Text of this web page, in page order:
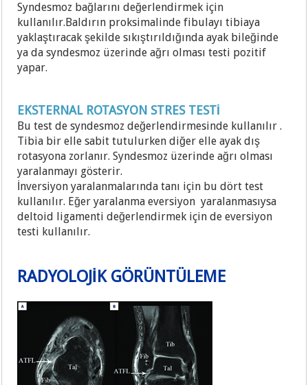
Syndesmoz bağlarını değerlendirmek için
kullanılır.Baldırın proksimalinde fibulayı tibiaya
yaklaştıracak şekilde sıkıştırıldığında ayak bileğinde
ya da syndesmoz üzerinde ağrı olması testi pozitif
yapar.
EKSTERNAL ROTASYON STRES TESTİ
Bu test de syndesmoz değerlendirmesinde kullanılır .
Tibia bir elle sabit tutulurken diğer elle ayak dış
rotasyona zorlanır. Syndesmoz üzerinde ağrı olması
yaralanmayı gösterir.
İnversiyon yaralanmalarında tanı için bu dört test
kullanılır. Eğer yaralanma eversiyon yaralanmasıysa
deltoid ligamenti değerlendirmek için de eversiyon
testi kullanılır.
RADYOLOJİK GÖRÜNTÜLEME